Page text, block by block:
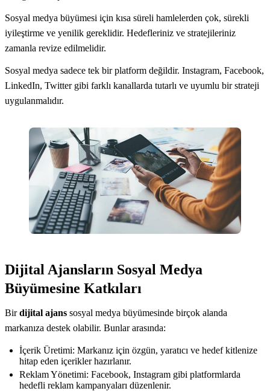
Sosyal medya büyümesi için kısa süreli hamlelerden çok, sürekli
iyileştirme ve yenilik gereklidir. Hedefleriniz ve stratejileriniz
zamanla revize edilmelidir.
Sosyal medya sadece tek bir platform değildir. Instagram, Facebook,
LinkedIn, Twitter gibi farklı kanallarda tutarlı ve uyumlu bir strateji
uygulanmalıdır.
Dijital Ajansların Sosyal Medya
Büyümesine Katkıları
Birdijital ajans sosyal medya büyümesinde birçok alanda
markanıza destek olabilir. Bunlar arasında:
İçerik Üretimi: Markanız için özgün, yaratıcı ve hedef kitlenize
hitap eden içerikler hazırlanır.
Reklam Yönetimi: Facebook, Instagram gibi platformlarda
hedefli reklam kampanyaları düzenlenir.